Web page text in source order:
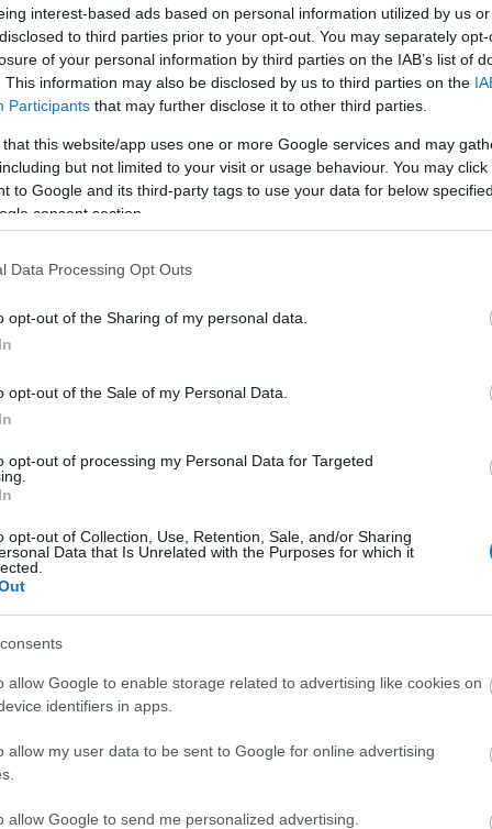
interest-based ads based on personal information utilized by us
to third parties prior to your opt-out. You may separately
of your personal information by third parties on the IAB’s list of
This information may also be disclosed by us to third parties on the
Participants that may further disclose it to other third parties.
that this website/app uses one or more Google services and may
but not limited to your visit or usage behaviour. You may
to Google and its third-party tags to use your data for below
consent section.
Data Processing Opt Outs
opt-out of the Sharing of my personal data.
opt-out of the Sale of my Personal Data.
opt-out of processing my Personal Data for Targeted
opt-out of Collection, Use, Retention, Sale, and/or Sharing
Data that Is Unrelated with the Purposes for which it
allow Google to enable storage related to advertising like cookies on
identifiers in apps.
allow my user data to be sent to Google for online advertising
allow Google to send me personalized advertising.
LEGFRISSEBB
Irak nagy dobása: új kereskedelmi út a világ
A közlekedés mérföldkövei
A világ legveszélyesebb migrációs útvonalai:
Manaus: a dzsungel szívének városa